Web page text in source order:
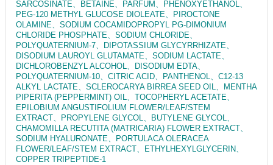
SARCOSINATE、BETAINE、PARFUM、PHENOXYETHANOL、
PEG-120 METHYL GLUCOSE DIOLEATE、PIROCTONE
OLAMINE、SODIUM COCAMIDOPROPYL PG-DIMONIUM
CHLORIDE PHOSPHATE、SODIUM CHLORIDE、
POLYQUATERNIUM-7、DIPOTASSIUM GLYCYRRHIZATE、
DISODIUM LAUROYL GLUTAMATE、SODIUM LACTATE、
DICHLOROBENZYL ALCOHOL、DISODIUM EDTA、
POLYQUATERNIUM-10、CITRIC ACID、PANTHENOL、C12-13
ALKYL LACTATE、SCLEROCARYA BIRREA SEED OIL、MENTHA
PIPERITA (PEPPERMINT) OIL、TOCOPHERYL ACETATE、
EPILOBIUM ANGUSTIFOLIUM FLOWER/LEAF/STEM
EXTRACT、PROPYLENE GLYCOL、BUTYLENE GLYCOL、
CHAMOMILLA RECUTITA (MATRICARIA) FLOWER EXTRACT、
SODIUM HYALURONATE、PORTULACA OLERACEA
FLOWER/LEAF/STEM EXTRACT、ETHYLHEXYLGLYCERIN、
COPPER TRIPEPTIDE-1